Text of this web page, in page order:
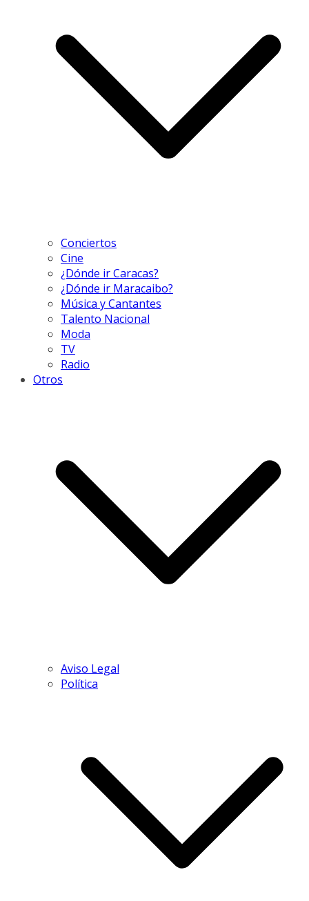
Conciertos
Cine
¿Dónde ir Caracas?
¿Dónde ir Maracaibo?
Música y Cantantes
Talento Nacional
Moda
TV
Radio
Otros
Aviso Legal
Política